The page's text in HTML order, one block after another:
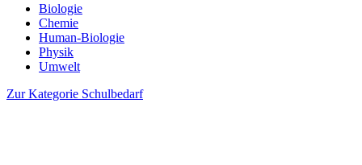
Biologie
Chemie
Human-Biologie
Physik
Umwelt
Zur Kategorie Schulbedarf